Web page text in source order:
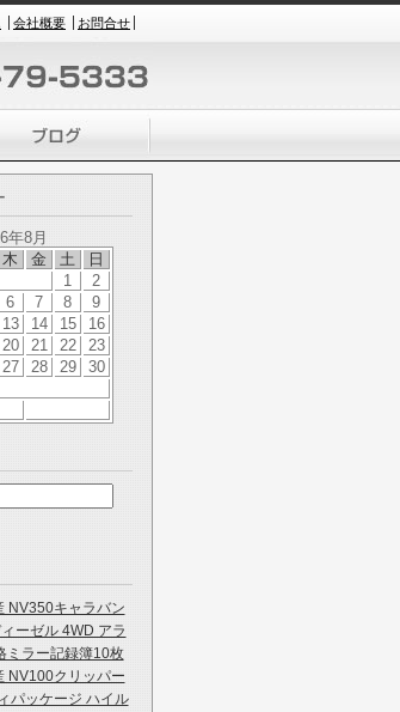
会社概要 お問合せ
年8月
木 金 土 日
1
2
6 7 8
9
13 14 15
16
20 21 22
23
27 28 29
30
NV350キャラバン
ーゼル 4WD アラ
ミラー記録簿10枚
NV100クリッパー
パッケージ ハイル